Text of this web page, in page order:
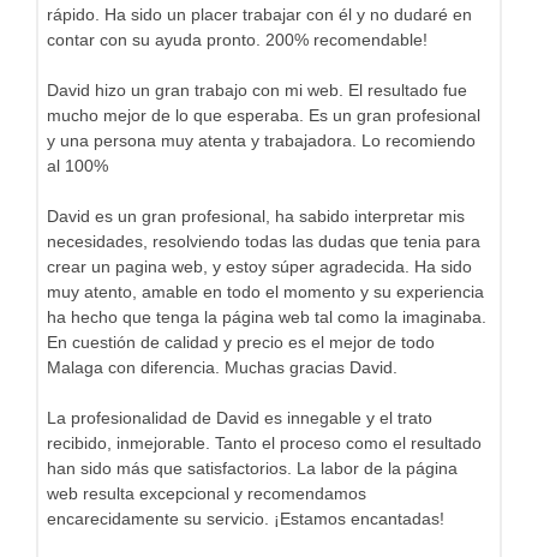
rápido. Ha sido un placer trabajar con él y no dudaré en
contar con su ayuda pronto. 200% recomendable!
David hizo un gran trabajo con mi web. El resultado fue
mucho mejor de lo que esperaba. Es un gran profesional
y una persona muy atenta y trabajadora. Lo recomiendo
al 100%
David es un gran profesional, ha sabido interpretar mis
necesidades, resolviendo todas las dudas que tenia para
crear un pagina web, y estoy súper agradecida. Ha sido
muy atento, amable en todo el momento y su experiencia
ha hecho que tenga la página web tal como la imaginaba.
En cuestión de calidad y precio es el mejor de todo
Malaga con diferencia. Muchas gracias David.
La profesionalidad de David es innegable y el trato
recibido, inmejorable. Tanto el proceso como el resultado
han sido más que satisfactorios. La labor de la página
web resulta excepcional y recomendamos
encarecidamente su servicio. ¡Estamos encantadas!